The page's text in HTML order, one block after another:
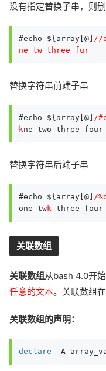
没有指定替换子串，则
#echo ${array[@] //
ne tw three fur
替换字符串前端子串
#echo ${array[@] /
kne two three four
替换字符串后端子串
#echo ${array[@] /
one twk three four
关联数组
关联数组从bash 4.0开始
任意的文本。关联数组
关联数组的声明：
declare -A